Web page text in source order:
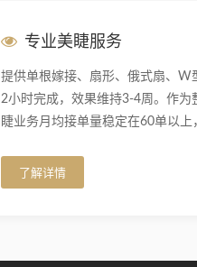
专业美睫服务
提供单根嫁接、扇形、俄式扇、W
2小时完成，效果维持3-4周。作
睫业务月均接单量稳定在60单以上
了解详情